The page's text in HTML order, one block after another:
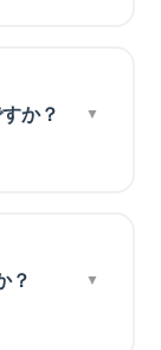
か？
？